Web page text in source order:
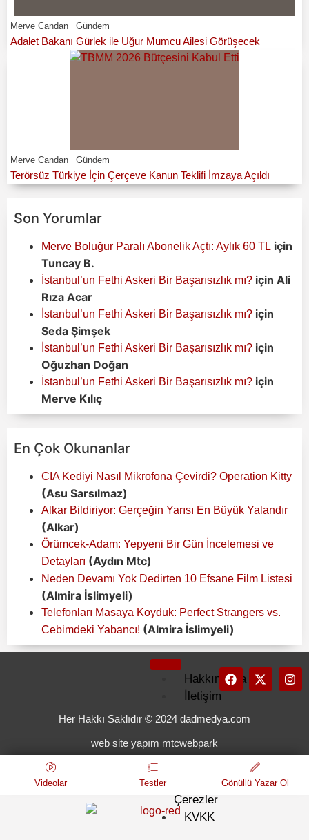
Merve Candan Gündem
Adalet Bakanı Gürlek ile Uğur Mumcu Ailesi Görüşecek
Merve Candan Gündem
Terörsüz Türkiye İçin Çerçeve Kanun Teklifi İmzaya Açıldı
Son Yorumlar
Merve Boluğur Paralı Abonelik Açtı: Aylık 60 TL için
Tuncay B.
İstanbul’un Fethi Askeri Bir Başarısızlık mı? için Ali
Rıza Acar
İstanbul’un Fethi Askeri Bir Başarısızlık mı? için
Seda Şimşek
İstanbul’un Fethi Askeri Bir Başarısızlık mı? için
Oğuzhan Doğan
İstanbul’un Fethi Askeri Bir Başarısızlık mı? için
Merve Kılıç
En Çok Okunanlar
CIA Kediyi Nasıl Mikrofona Çevirdi? Operation Kitty
(Asu Sarsılmaz)
Alkar Bildiriyor: Gerçeğin Yarısı En Büyük Yalandır
(Alkar)
Örümcek-Adam: Yepyeni Bir Gün İncelemesi ve
Detayları (Aydın Mtc)
Neden Devamı Yok Dedirten 10 Efsane Film Listesi
(Almira İslimyeli)
Telefonları Masaya Koyduk: Perfect Strangers vs.
Cebimdeki Yabancı! (Almira İslimyeli)
Hakkımızda
İletişim
Künye
Koşulları
Çerezler
KVKK
Her Hakkı Saklıdır © 2024 dadmedya.com
web site yapım mtcwebpark
Videolar Testler Gönüllü Yazar Ol